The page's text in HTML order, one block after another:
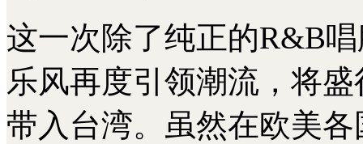
这一次除了纯正的R&B
乐风再度引领潮流，将
带入台湾。虽然在欧美